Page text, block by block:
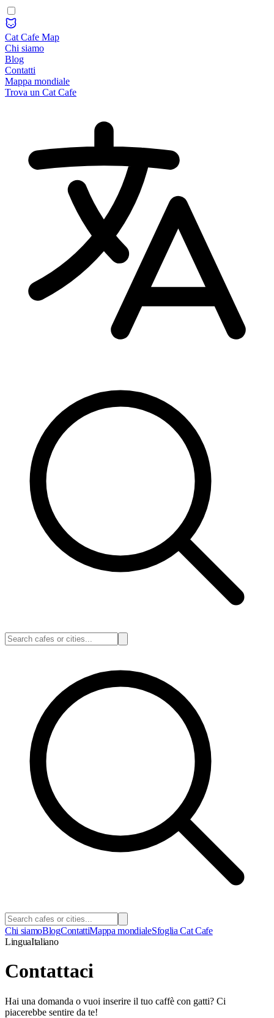
Cat Cafe Map
Chi siamo
Blog
Contatti
Mappa mondiale
Trova un Cat Cafe
Chi siamoBlogContattiMappa mondialeSfoglia Cat Cafe
LinguaItaliano
Contattaci
Hai una domanda o vuoi inserire il tuo caffè con gatti? Ci
piacerebbe sentire da te!